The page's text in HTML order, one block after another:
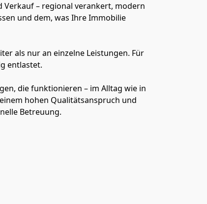
– regional verankert, modern
und dem, was Ihre Immobilie
als nur an einzelne Leistungen. Für
entlastet.
die funktionieren – im Alltag wie in
hohen Qualitätsanspruch und
Betreuung.